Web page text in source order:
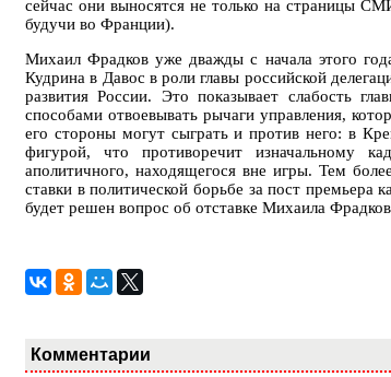
сейчас они выносятся не только на страницы
будучи во Франции).
Михаил Фрадков уже дважды с начала этого
Кудрина в Давос в роли главы российской
развития России. Это показывает слабость
способами отвоевывать рычаги управления,
его стороны могут сыграть и против него: в
фигурой, что противоречит изначальному
аполитичного, находящегося вне игры. Тем
ставки в политической борьбе за пост премьера
будет решен вопрос об отставке Михаила
Комментарии